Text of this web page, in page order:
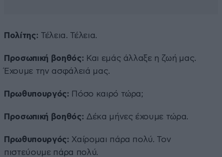
Πολίτης: Τέλεια. Τέλεια.
Προσωπική βοηθός: Και εμάς άλλαξε η ζωή μας.
Έχουμε την ασφάλειά μας.
Πρωθυπουργός: Πόσο καιρό τώρα;
Προσωπική βοηθός: Δέκα μήνες έχουμε τώρα.
Πρωθυπουργός: Χαίρομαι πάρα πολύ. Τον
πιστεύουμε πάρα πολύ.